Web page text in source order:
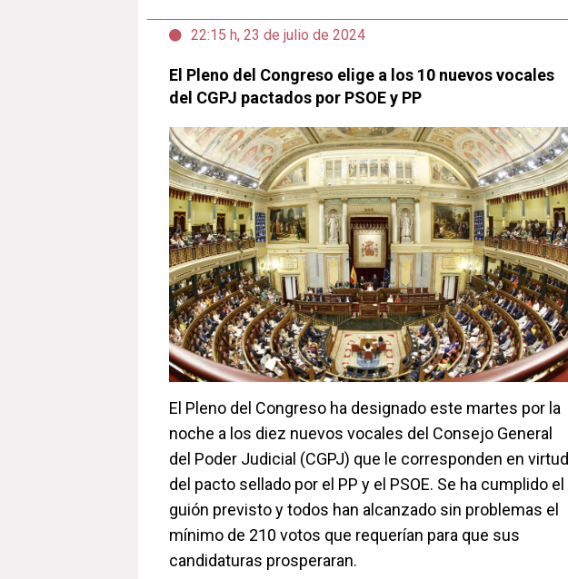
22:15 h, 23 de julio de 2024
El Pleno del Congreso elige a los 10 nuevos vocales
del CGPJ pactados por PSOE y PP
El Pleno del Congreso ha designado este martes por la
noche a los diez nuevos vocales del Consejo General
del Poder Judicial (CGPJ) que le corresponden en virtud
del pacto sellado por el PP y el PSOE. Se ha cumplido el
guión previsto y todos han alcanzado sin problemas el
mínimo de 210 votos que requerían para que sus
candidaturas prosperaran.